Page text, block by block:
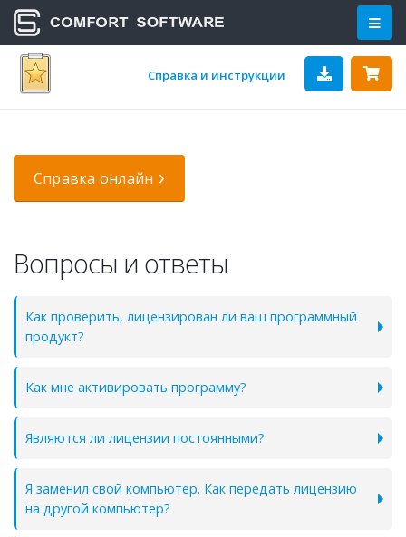
Справка и инструкции
Справка онлайн
Вопросы и ответы
Как проверить, лицензирован ли ваш программный
продукт?
Как мне активировать программу?
Являются ли лицензии постоянными?
Я заменил свой компьютер. Как передать лицензию
на другой компьютер?